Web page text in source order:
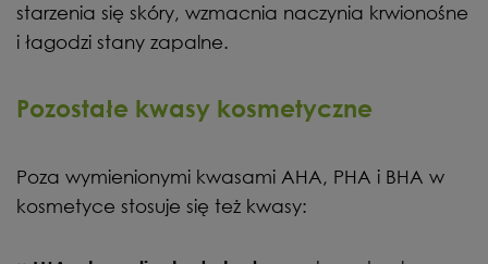
starzenia się skóry, wzmacnia naczynia krwionośne
i łagodzi stany zapalne.
Pozostałe kwasy kosmetyczne
Poza wymienionymi kwasami AHA, PHA i BHA w
kosmetyce stosuje się też kwasy: